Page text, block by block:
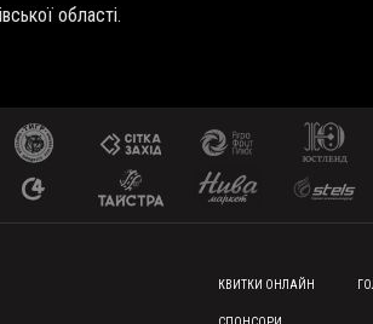
області.
FOOTER MENU
КВИТКИ ОНЛАЙН